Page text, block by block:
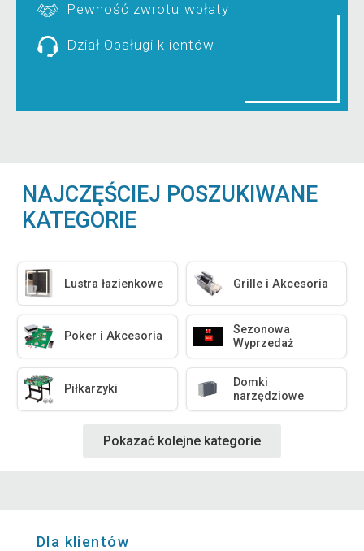
Pewność zwrotu wpłaty
Dział Obsługi klientów
NAJCZĘŚCIEJ POSZUKIWANE
KATEGORIE
Lustra łazienkowe Grille i Akcesoria
Poker i Akcesoria
Sezonowa
Wyprzedaż
Piłkarzyki
Domki
narzędziowe
Pokazać kolejne kategorie
Dla klientów